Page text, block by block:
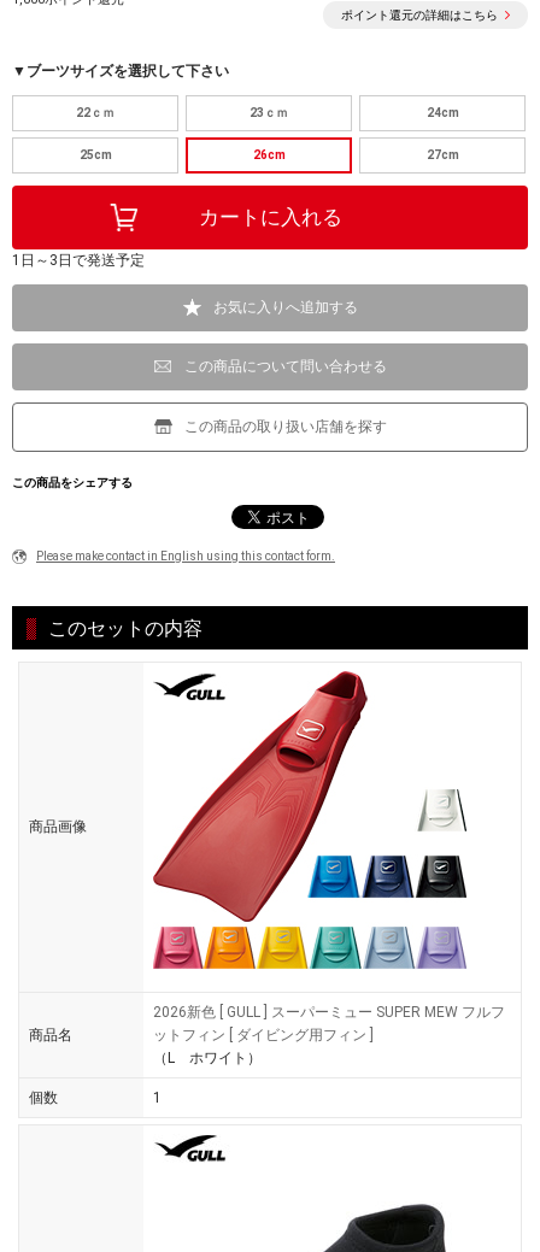
ポイント還元の詳細はこちら
▼ブーツサイズを選択して下さい
22ｃｍ 23ｃｍ 24cm
25cm 26cm 27cm
1日～3日で発送予定
お気に入りへ追加する
この商品について問い合わせる
この商品の取り扱い店舗を探す
この商品をシェアする
Please make contact in English using this contact form.
このセットの内容
商品画像
商品名
2026新色 [ GULL ] スーパーミュー SUPER MEW フルフ
ットフィン [ ダイビング用フィン ]
（L ホワイト）
個数 1